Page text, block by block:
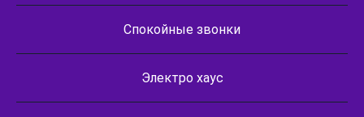
Спокойные звонки
Электро хаус